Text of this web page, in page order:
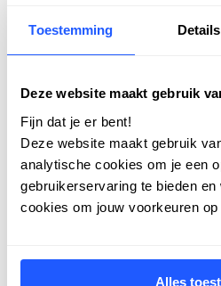
Toestemming Details
Deze website maakt gebruik
Fijn dat je er bent!
Deze website maakt gebruik
analytische cookies om je een
gebruikerservaring te bieden
cookies om jouw voorkeuren op
Alles
woningzoekenden,
identiteit.